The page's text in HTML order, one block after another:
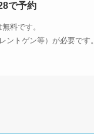
で予約
料です。
ントゲン等）が必要です。